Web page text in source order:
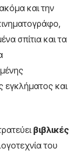
και την
σπίτια και τα
και
βιβλικές
του